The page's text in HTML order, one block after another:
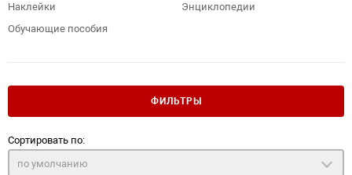
Наклейки
Обучающие пособия
Энциклопедии
ФИЛЬТРЫ
Сортировать по:
по умолчанию